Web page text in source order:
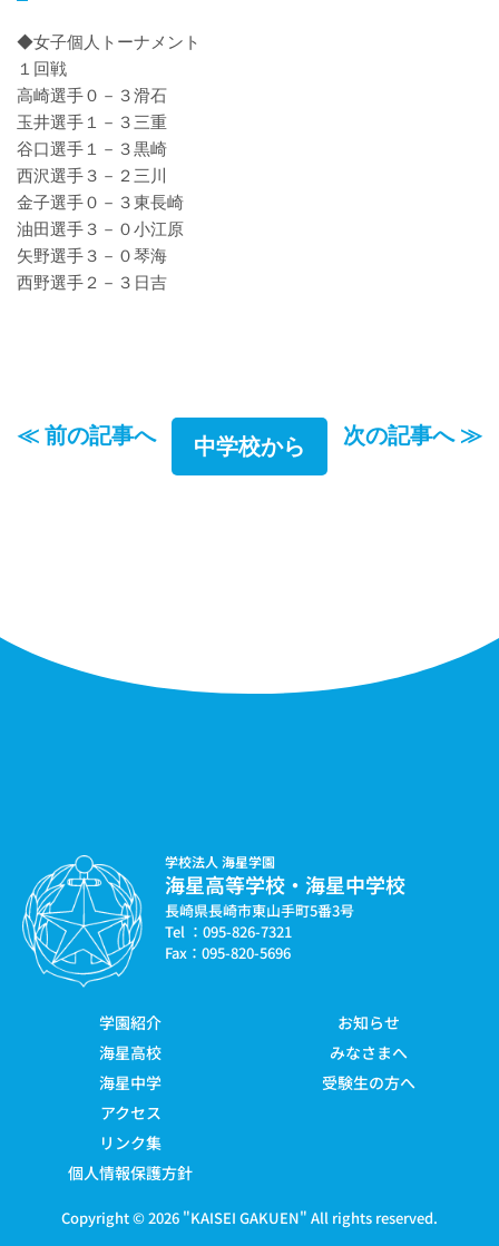
◆女子個人トーナメント
１回戦
高崎選手０－３滑石
玉井選手１－３三重
谷口選手１－３黒崎
西沢選手３－２三川
金子選手０－３東長崎
油田選手３－０小江原
矢野選手３－０琴海
西野選手２－３日吉
≪ 前の記事へ 中学校から 次の記事へ ≫
学校法人 海星学園
海星高等学校・海星中学校
長崎県長崎市東山手町5番3号
Tel ：095-826-7321
Fax：095-820-5696
学園紹介
海星高校
海星中学
アクセス
リンク集
個人情報保護方針
お知らせ
みなさまへ
受験生の方へ
Copyright © 2026 "KAISEI GAKUEN" All rights reserved.